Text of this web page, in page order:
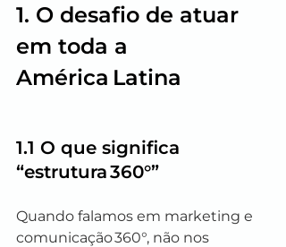
1. O desafio de atuar
em toda a
América Latina
1.1 O que significa
“estrutura 360°”
Quando falamos em marketing e
comunicação 360°, não nos